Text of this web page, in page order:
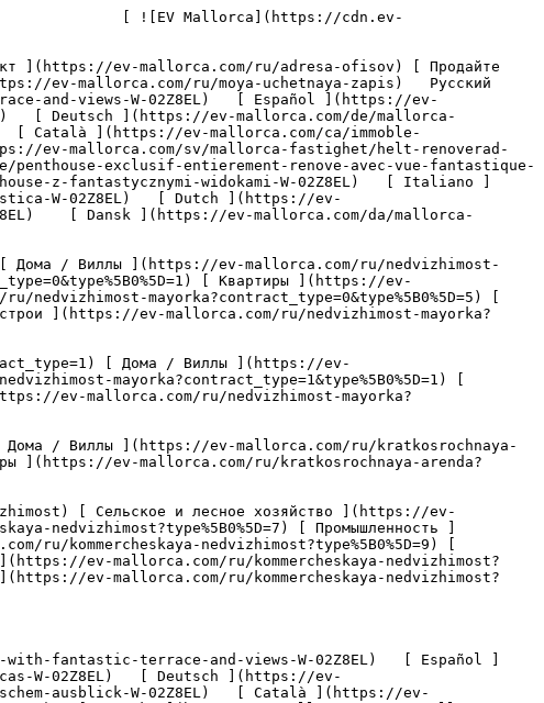
аренда     [ Все объекты недвижимости ](https://ev-mallorca.com/ru/kratkosrochnaya-arenda) [ Дома / Виллы ](https://ev-mallorca.com/ru/kratkosrochnaya-arenda?type%5B0%5D=0) [ Финки ](https://ev-mallorca.com/ru/kratkosrochnaya-arenda?type%5B0%5D=1) [ Квартиры ](https://ev-mallorca.com/ru/kratkosrochnaya-arenda?type%5B0%5D=2) [ Пентхаусы ](https://ev-mallorca.com/ru/kratkosrochnaya-arenda?type%5B0%5D=5) 

   Коммерческая недвижимость     [ Все объекты недвижимости ](https://ev-mallorca.com/ru/kommercheskaya-nedvizhimost) [ Сельское и лесное хозяйство ](https://ev-mallorca.com/ru/kommercheskaya-nedvizhimost?type%5B0%5D=6) [ Отель ](https://ev-mallorca.com/ru/kommercheskaya-nedvizhimost?type%5B0%5D=7) [ Промышленность ](https://ev-mallorca.com/ru/kommercheskaya-nedvizhimost?type%5B0%5D=8) [ Инвестиция ](https://ev-mallorca.com/ru/kommercheskaya-nedvizhimost?type%5B0%5D=9) [ Гастрономия ](https://ev-mallorca.com/ru/kommercheskaya-nedvizhimost?type%5B0%5D=10) [ Земельный участок ](https://ev-mallorca.com/ru/kommercheskaya-nedvizhimost?type%5B0%5D=11) [ Офис ](https://ev-mallorca.com/ru/kommercheskaya-nedvizhimost?type%5B0%5D=12) [ Другие ](https://ev-mallorca.com/ru/kommercheskaya-nedvizhimost?type%5B0%5D=13) [ Магазин ](https://ev-mallorca.com/ru/kommercheskaya-nedvizhimost?type%5B0%5D=14) 

 [ Новострои ](https://ev-mallorca.com/ru/novostroi-mayorka) 

 [ О нас ](https://ev-mallorca.com/ru/o-nas) 

 [ О Майорке ](https://ev-mallorca.com/ru/o-mayorke) 

 [ Продайте свою недвижимость ](https://ev-mallorca.com/ru/prodat-nedvizhimost-mayorka) 

 [ Контакт ](https://ev-mallorca.com/ru/adresa-ofisov) 

   [ Моя учетная запись ](https://ev-mallorca.com/ru/moya-uchetnaya-zapis) 

 [   Позвоните нам по телефону +34 971 01 63 55   ](tel:+34971016355) 

             ![Полностью отремонтированный эксклюзивный пентхаус с фантастическим видом-1](https://cdn.ev-mallorca.com/images/properties/1a7ea5ce-b3d0-4675-87a5-b05094a99225/a7b0cf5d-e916-4284-bf45-54b05c2b2041.jpg?crop=true&crop_gravity=northwest&format=webp&quality=80)  

         ![Полностью отремонтированный эксклюзивный пентхаус с фантастическим видом-2](https://cdn.ev-mallorca.com/images/properties/1a7ea5ce-b3d0-4675-87a5-b05094a99225/63fef4df-8ed8-40fe-9c72-b2dd875c0d45.jpg?crop=true&crop_gravity=northwest&format=webp&quality=80)  

         ![Полностью отремонтированный эксклюзивный пентхаус с фантастическим видом-3](https://cdn.ev-mallorca.com/images/properties/1a7ea5ce-b3d0-4675-87a5-b05094a99225/69722856-6ef0-4f41-92db-271e996e25e7.jpg?crop=true&crop_gravity=northwest&format=webp&quality=80)  

         ![Полностью отремонтированный эксклюзивный пентхаус с фантастическим видом-4](https://cdn.ev-mallorca.com/images/properties/1a7ea5ce-b3d0-4675-87a5-b05094a99225/135545e1-b059-481a-bf3a-7407c9b34437.jpg?crop=true&crop_gravity=northwest&format=webp&quality=80)  

         ![П